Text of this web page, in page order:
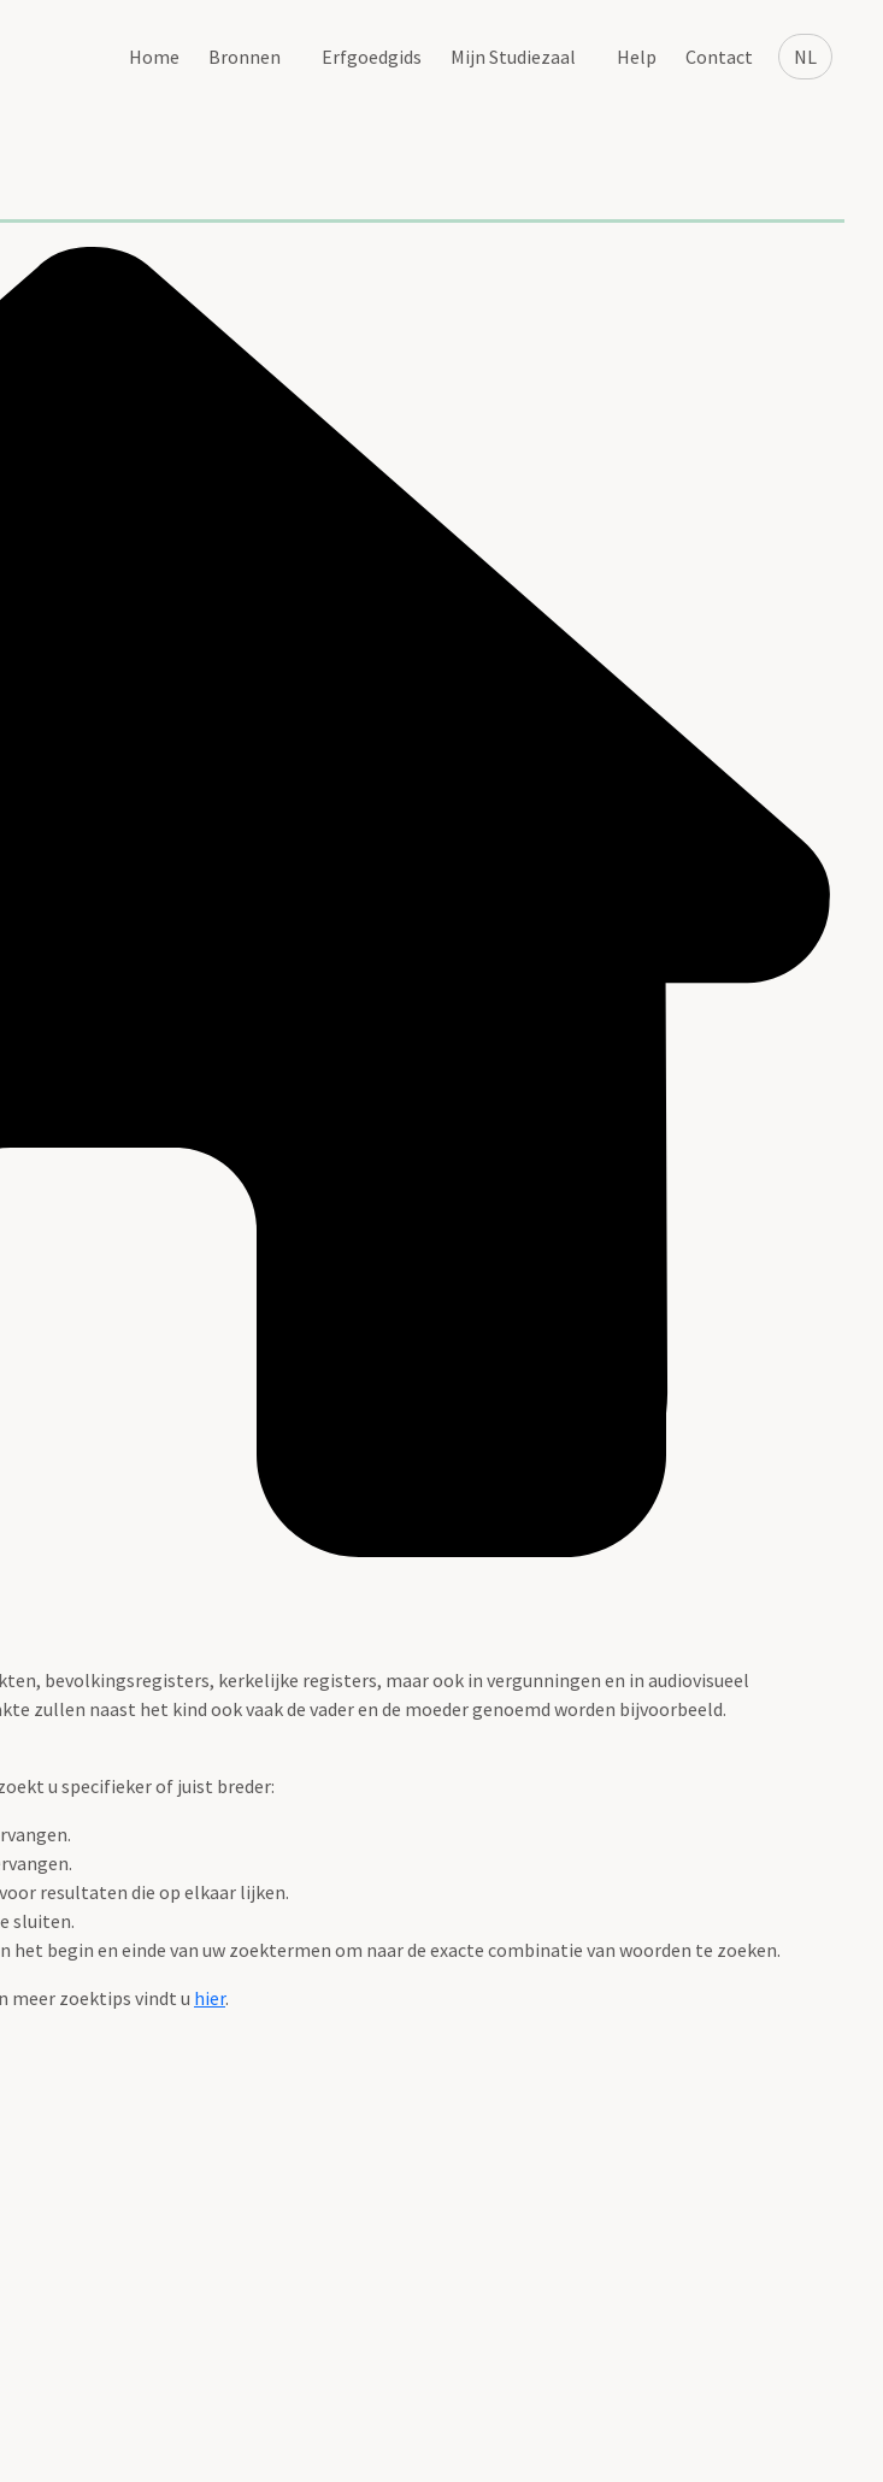
NL
Home Bronnen Erfgoedgids Mijn Studiezaal Help Contact
bevolkingsregisters, kerkelijke registers, maar ook in vergunningen en in audiovisueel
zullen naast het kind ook vaak de vader en de moeder genoemd worden bijvoorbeeld.
u specifieker of juist breder:
resultaten die op elkaar lijken.
sluiten.
het begin en einde van uw zoektermen om naar de exacte combinatie van woorden te zoeken.
meer zoektips vindt u hier.